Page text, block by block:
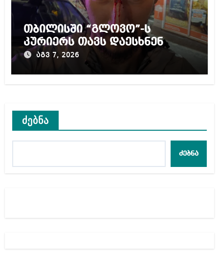
თბილისში “გლოვო”-ს
კურიერს თავს დაესხნენ
აგვ 7, 2026
ძებნა
ძებნა